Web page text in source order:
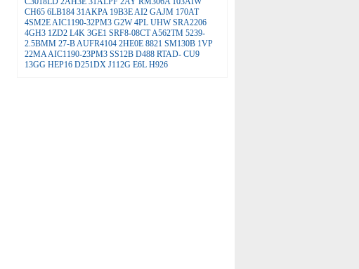
CH65 6LB184 31AKPA 19B3EAI2 GAJM 170AT
4SM2EAIC1190-32PM3 G2W 4PL UHW SRA2206
4GH3 1ZD2 L4K 3GE1 SRF8-08CTA562TM 5239-
2.5BMM 27-BAUFR4104 2HE0E 8821 SM130B 1VP
22MAAIC1190-23PM3 SS12B D488 RTAD- CU9
13GG HEP16 D251DX J112G E6L H926